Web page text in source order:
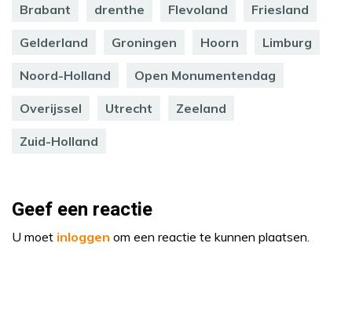
Brabant drenthe Flevoland Friesland
Gelderland Groningen Hoorn Limburg
Noord-Holland Open Monumentendag
Overijssel Utrecht Zeeland
Zuid-Holland
Geef een reactie
U moet inloggen om een reactie te kunnen plaatsen.